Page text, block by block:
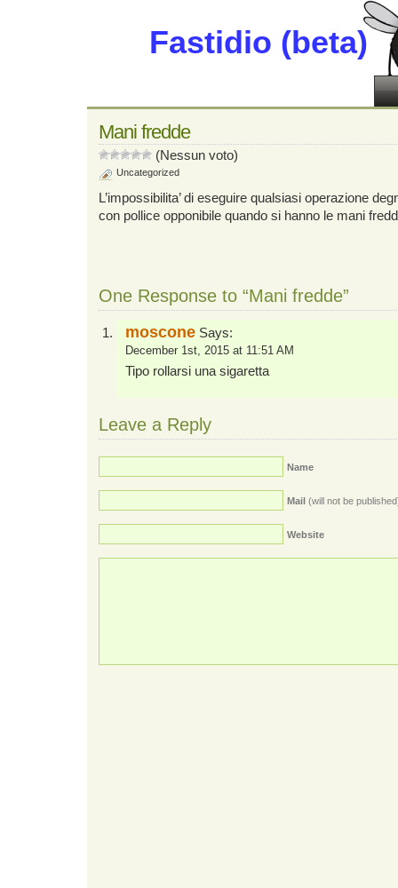
Fastidio (beta)
Mani fredde
(Nessun voto)
Uncategorized
L’impossibilita’ di eseguire qualsiasi operazione
con pollice opponibile quando si hanno le mani
One Response to “Mani fredde”
moscone Says:
December 1st, 2015 at 11:51 AM
Tipo rollarsi una sigaretta
Leave a Reply
Name
Mail (will not be
Website